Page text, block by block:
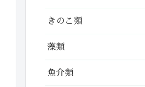
きのこ類
藻類
魚介類